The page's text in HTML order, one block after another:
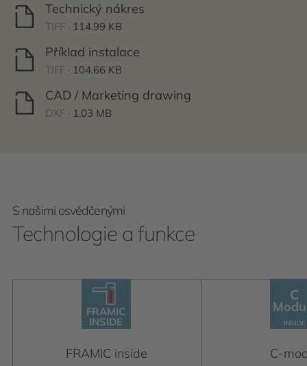
Technický nákres
TIFF · 114.99 KB
Příklad instalace
TIFF · 104.66 KB
CAD / Marketing drawing
DXF · 1.03 MB
S našimi osvědčenými
Technologie a funkce
FRAMIC
INSIDE
FRAMIC inside
C
INSIDE
C-